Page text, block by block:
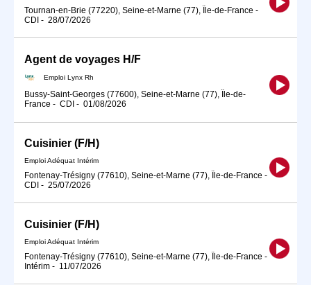
Tournan-en-Brie (77220), Seine-et-Marne (77), Île-de-France -
CDI - 28/07/2026
Agent de voyages H/F
Emploi Lynx Rh
Bussy-Saint-Georges (77600), Seine-et-Marne (77), Île-de-
France - CDI - 01/08/2026
Cuisinier (F/H)
Emploi Adéquat Intérim
Fontenay-Trésigny (77610), Seine-et-Marne (77), Île-de-France -
CDI - 25/07/2026
Cuisinier (F/H)
Emploi Adéquat Intérim
Fontenay-Trésigny (77610), Seine-et-Marne (77), Île-de-France -
Intérim - 11/07/2026